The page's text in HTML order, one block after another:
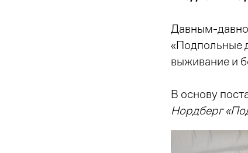
Давным-давно
«Подпольные
выживание и
В основу
Нордберг